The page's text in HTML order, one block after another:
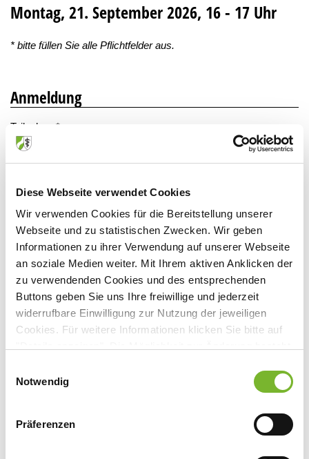
Diese Webseite verwendet Cookies
Wir verwenden Cookies für die Bereitstellung unserer
Webseite und zu statistischen Zwecken. Wir geben
Informationen zu ihrer Verwendung auf unserer Webseite
an soziale Medien weiter. Mit Ihrem aktiven Anklicken der
zu verwendenden Cookies und des entsprechenden
Buttons geben Sie uns Ihre freiwillige und jederzeit
widerrufbare Einwilligung zur Nutzung der jeweiligen
Cookies. Für weitere Informationen klicken Sie bitte auf
Datenschutzerklärung
Notwendig
Präferenzen
Montag, 21. September 2026, 16 - 17 Uhr
* bitte füllen Sie alle Pflichtfelder aus.
Anmeldung
Teilnahme *
Ich werde an der Veranstaltung teilnehmen.
Vorname*
Einheitliche Fortbildungsnummer EFN*
E-Mail*
Einwilligung zur Datenverarbeitung
Ich willige hiermit ein (Art. 6 Abs. 1 lit. a DSGVO), dass meine mit dem
obigen Online-Formular übermittelten persönlichen Daten gespeichert
und verarbeitet werden dürfen.